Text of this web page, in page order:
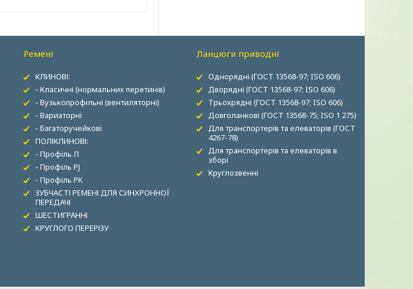
Ремені
КЛИНОВІ:
- Класичні (нормальних перетинів)
- Вузькопрофільні (вентиляторні)
- Вариаторні
- Багаторучейкові
ПОЛІКЛИНОВІ:
- Профіль Л
- Профіль PJ
- Профіль PK
ЗУБЧАСТІ РЕМЕНІ ДЛЯ СИНХРОННОЇ
ПЕРЕДАЧІ
ШЕСТИГРАННІ
КРУГЛОГО ПЕРЕРІЗУ
Ланцюги приводні
Однорядні (ГОСТ 13568-97; ISO 606)
Дворядні (ГОСТ 13568-97; ISO 606)
Трьохрядні (ГОСТ 13568-97; ISO 606)
Довголанкові (ГОСТ 13568-75; ISO 1 275)
Для транспортерів та елеваторів (ГОСТ
4267-78)
Для транспортерів та елеваторів в
зборі
Круглозвенні